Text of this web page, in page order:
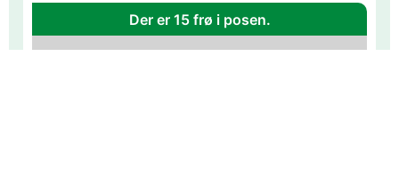
Bønnerne er gule, og bliver ca. 13 cm. Bønner kan
ikke lige kulde, du skal vente med at så til det